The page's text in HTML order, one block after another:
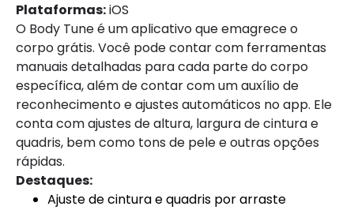
Plataformas:iOS
O Body Tune é um aplicativo que emagrece o
corpo grátis. Você pode contar com ferramentas
manuais detalhadas para cada parte do corpo
específica, além de contar com um auxílio de
reconhecimento e ajustes automáticos no app. Ele
conta com ajustes de altura, largura de cintura e
quadris, bem como tons de pele e outras opções
rápidas.
Destaques:
Ajuste de cintura e quadris por arraste